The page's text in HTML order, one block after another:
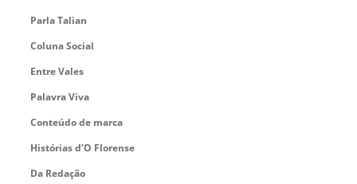
Parla Talian
Coluna Social
Entre Vales
Palavra Viva
Conteúdo de marca
Histórias d’O Florense
Da Redação